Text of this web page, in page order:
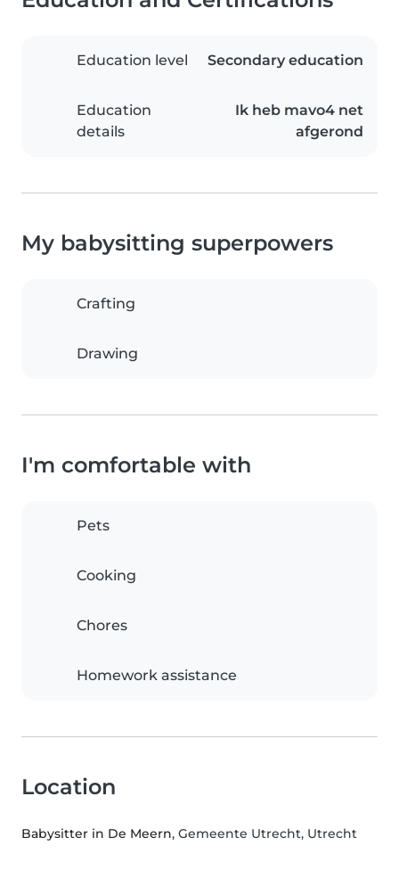
Education level Secondary education
Education
details
Ik heb mavo4 net
afgerond
My babysitting superpowers
Crafting
Drawing
I'm comfortable with
Pets
Cooking
Chores
Homework assistance
Location
Babysitter in De Meern, Gemeente Utrecht, Utrecht